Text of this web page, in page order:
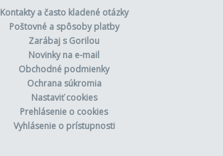
Kontakty a často kladené otázky
Poštovné a spôsoby platby
Zarábaj s Gorilou
Novinky na e-mail
Obchodné podmienky
Ochrana súkromia
Nastaviť cookies
Prehlásenie o cookies
Vyhlásenie o prístupnosti